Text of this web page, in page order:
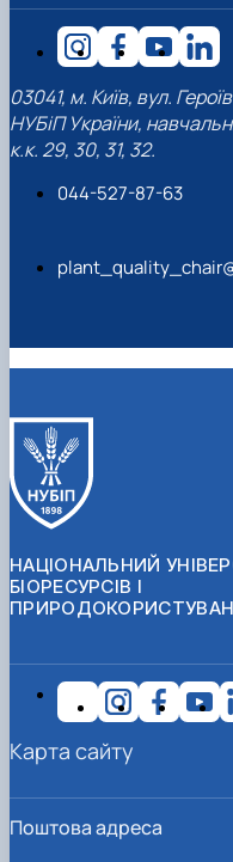
03041, м. Київ, вул.
НУБіП України,
к.к. 29, 30, 31, 32.
044-527-87-63
НАЦІОНАЛЬНИЙ
БІОРЕСУРСІВ І
Поштова адреса
Карта сайту